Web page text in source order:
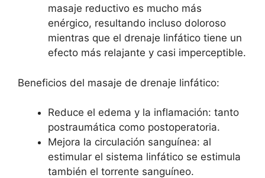
masaje reductivo es mucho más
enérgico, resultando incluso doloroso
mientras que el drenaje linfático tiene un
efecto más relajante y casi imperceptible.
Beneficios del masaje de drenaje linfático:
Reduce el edema y la inflamación: tanto
postraumática como postoperatoria.
Mejora la circulación sanguínea: al
estimular el sistema linfático se estimula
también el torrente sanguíneo.